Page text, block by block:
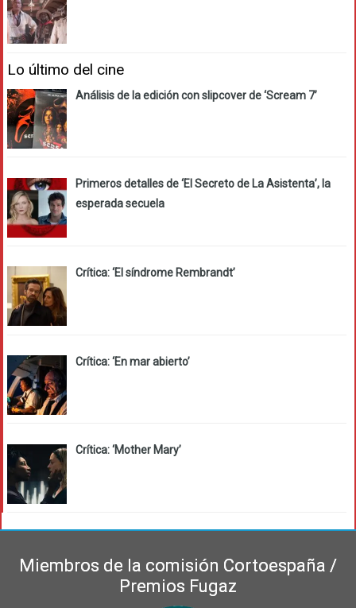
Lo último del cine
Análisis de la edición con slipcover de ‘Scream 7’
Primeros detalles de ‘El Secreto de La Asistenta’, la
esperada secuela
Crítica: ‘El síndrome Rembrandt’
Crítica: ‘En mar abierto’
Crítica: ‘Mother Mary’
Miembros de la comisión Cortoespaña /
Premios Fugaz